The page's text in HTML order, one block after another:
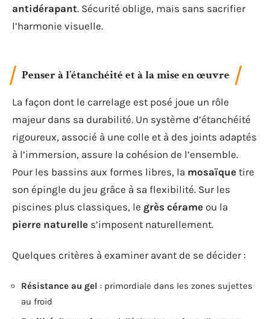
antidérapant. Sécurité oblige, mais sans sacrifier
l’harmonie visuelle.
Penser à l’étanchéité et à la mise en œuvre
La façon dont le carrelage est posé joue un rôle
majeur dans sa durabilité. Un système d’étanchéité
rigoureux, associé à une colle et à des joints adaptés
à l’immersion, assure la cohésion de l’ensemble.
Pour les bassins aux formes libres, la mosaïque tire
son épingle du jeu grâce à sa flexibilité. Sur les
piscines plus classiques, le grès cérame ou la
pierre naturelle s’imposent naturellement.
Quelques critères à examiner avant de se décider :
Résistance au gel : primordiale dans les zones sujettes
au froid